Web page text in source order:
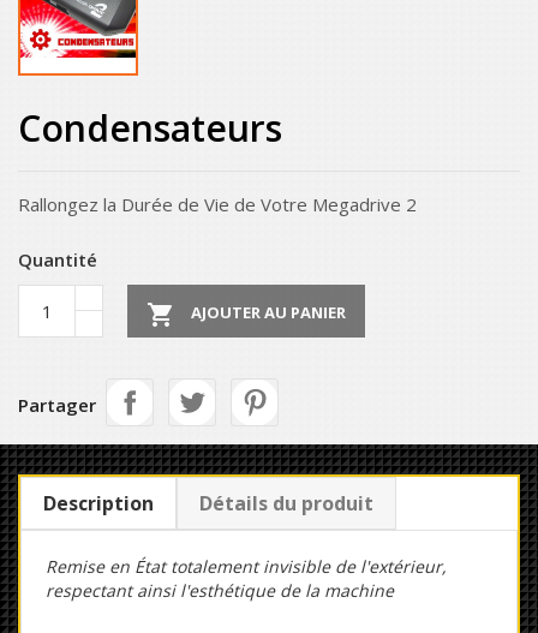
Condensateurs
Rallongez la Durée de Vie de Votre Megadrive 2
Quantité
 AJOUTER AU PANIER
Partager
Description Détails du produit
Remise en État totalement invisible de l'extérieur,
respectant ainsi l'esthétique de la machine